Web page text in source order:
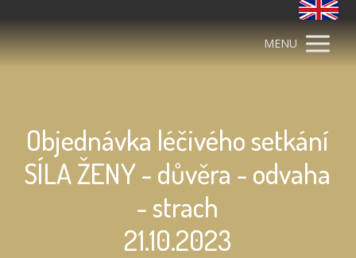
MENU
Objednávka léčivého setkání
SÍLA ŽENY - důvěra - odvaha
- strach
21.10.2023